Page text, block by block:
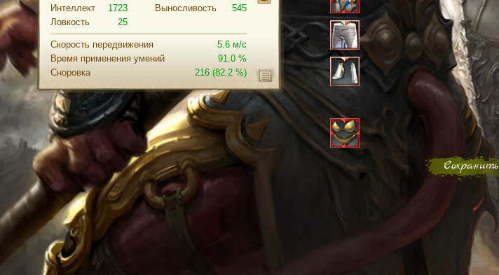
Интеллект
1723
Ловкость
25
Выносливость
545
Скорость передвижения
5.6 м/с
Время применения умений
91.0 %
Сноровка
(82.2 %)
216
Сохранить